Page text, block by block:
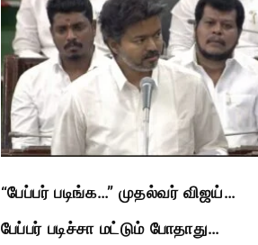
“பேப்பர் படிங்க…” முதல்வர் விஜய்…
பேப்பர் படிச்சா மட்டும் போதாது…